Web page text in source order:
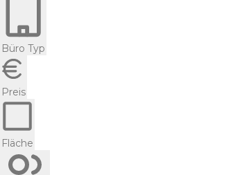
Büro Typ
Preis
Fläche